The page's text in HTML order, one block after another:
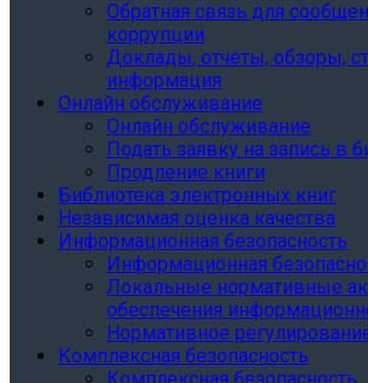
Обратная связь для
коррупции
Доклады, отчеты, обзоры,
информация
Онлайн обслуживание
Онлайн обслуживание
Подать заявку на запись в
Продление книги
Библиотека электронных книг
Независимая оценка качества
Информационная безопасность
Информационная
Локальные нормативные
обеспечения
Нормативное
Комплексная безопасность